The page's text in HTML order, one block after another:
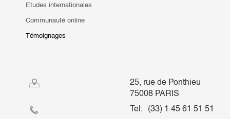
Etudes internationales
Communauté online
Témoignages
25, rue de Ponthieu
75008 PARIS
Tel:
(33) 1 45 61 51 51